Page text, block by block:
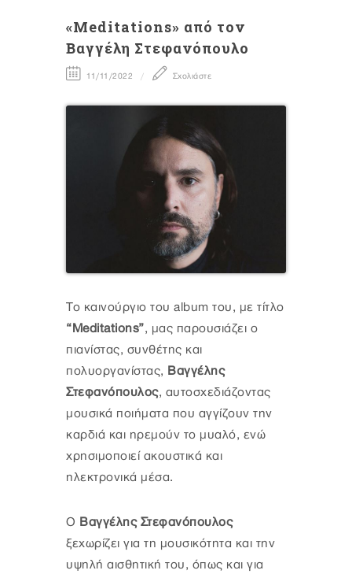
«Meditations» από τον
Βαγγέλη Στεφανόπουλο
11/11/2022 Σχολιάστε
Το καινούργιο του album του, με τίτλο
“Meditations”, μας παρουσιάζει ο
πιανίστας, συνθέτης και
πολυοργανίστας, Βαγγέλης
Στεφανόπουλος, αυτοσχεδιάζοντας
μουσικά ποιήματα που αγγίζουν την
καρδιά και ηρεμούν το μυαλό, ενώ
χρησιμοποιεί ακουστικά και
ηλεκτρονικά μέσα.
Ο Βαγγέλης Στεφανόπουλος
ξεχωρίζει για τη μουσικότητα και την
υψηλή αισθητική του, όπως και για